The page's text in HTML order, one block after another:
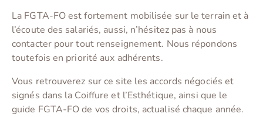
La FGTA-FO est fortement mobilisée sur le terrain et à
l’écoute des salariés, aussi, n’hésitez pas à nous
contacter pour tout renseignement. Nous répondons
toutefois en priorité aux adhérents.
Vous retrouverez sur ce site les accords négociés et
signés dans la Coiffure et l’Esthétique, ainsi que le
guide FGTA-FO de vos droits, actualisé chaque année.